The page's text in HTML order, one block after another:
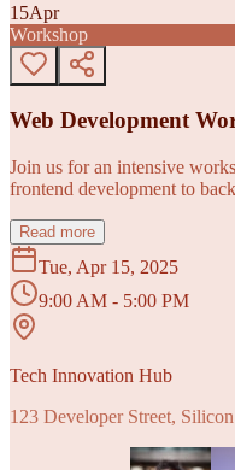
15Apr
Workshop
Web Development
Join us for an intensive
frontend development to
Read more
Tue, Apr 15, 2025
9:00 AM - 5:00 PM
Tech Innovation Hub
123 Developer Street,